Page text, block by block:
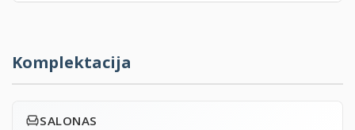
Komplektacija
SALONAS